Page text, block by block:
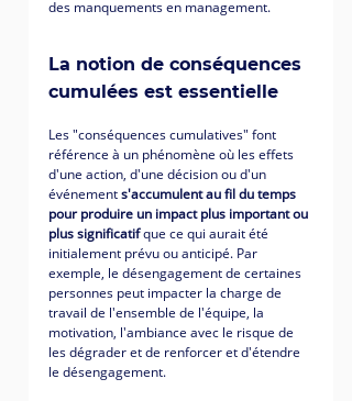
des manquements en management.
La notion de conséquences
cumulées est essentielle
Les "conséquences cumulatives" font
référence à un phénomène où les effets
d'une action, d'une décision ou d'un
événement s'accumulent au fil du temps
pour produire un impact plus important ou
plus significatif que ce qui aurait été
initialement prévu ou anticipé. Par
exemple, le désengagement de certaines
personnes peut impacter la charge de
travail de l'ensemble de l'équipe, la
motivation, l'ambiance avec le risque de
les dégrader et de renforcer et d'étendre
le désengagement.